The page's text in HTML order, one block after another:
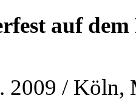
auf
2009 / Köln,